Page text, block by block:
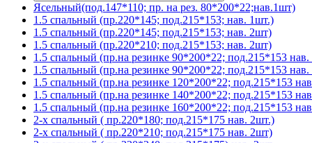
Ясельный(под.147*110; пр. на рез. 80*200*22;нав.1шт)
1.5 спальный (пр.220*145; под.215*153; нав. 1шт.)
1.5 спальный (пр.220*145; под.215*153; нав. 2шт)
1.5 спальный (пр.220*210; под.215*153; нав. 2шт)
1.5 спальный (пр.на резинке 90*200*22; под.215*153
1.5 спальный (пр.на резинке 90*200*22; под.215*153
1.5 спальный (пр.на резинке 120*200*22; под.215*153
1.5 спальный (пр.на резинке 140*200*22; под.215*153
1.5 спальный (пр.на резинке 160*200*22; под.215*153
2-х спальный ( пр.220*180; под.215*175 нав. 2шт.)
2-х спальный ( пр.220*210; под.215*175 нав. 2шт)